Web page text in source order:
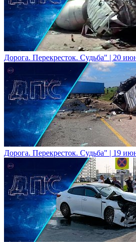
Дорога. Перекресток. Судьба" | 20
Дорога. Перекресток. Судьба" | 19